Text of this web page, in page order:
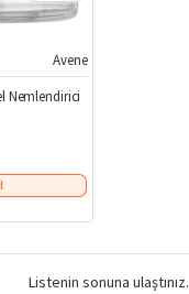
Avene
Nemlendirici
Listenin sonuna ulaştınız.